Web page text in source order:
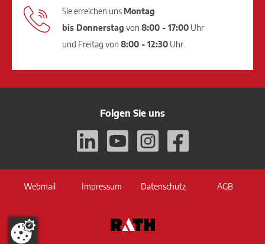
Sie erreichen uns Montag
bis Donnerstag von 8:00 - 17:00 Uhr
und Freitag von 8:00 - 12:30 Uhr.
Folgen Sie uns
Webmail Impressum Datenschutz AGB